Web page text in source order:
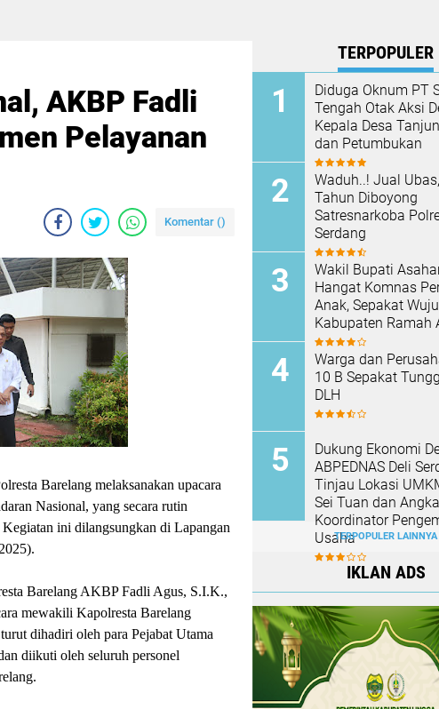
AKBP Fadli
Pelayanan
Komentar ()
Barelang melaksanakan upacara
Nasional, yang secara rutin
ini dilangsungkan di Lapangan
Barelang AKBP Fadli Agus, S.I.K.,
mewakili Kapolresta Barelang
dihadiri oleh para Pejabat Utama
diikuti oleh seluruh personel
TERPOPULER
Diduga Oknum PT
Tengah Otak Aksi
Kepala Desa
dan Petumbukan
Waduh..! Jual
Tahun Diboyong
Satresnarkoba
Serdang
Wakil Bupati
Hangat Komnas
Anak, Sepakat
Kabupaten Ramah
Warga dan
10 B Sepakat
DLH
Dukung Ekonomi
ABPEDNAS Deli
Tinjau Lokasi
Sei Tuan dan
Koordinator
UsahaTERPOPULER LAINNYA
IKLAN ADS